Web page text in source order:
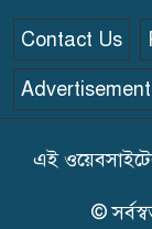
Contact Us
Advertisement
এই
©